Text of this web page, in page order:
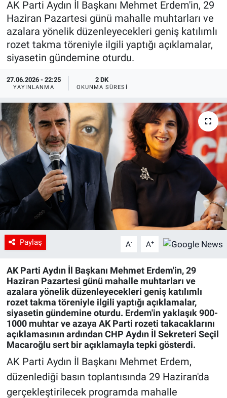
AK Parti Aydın İl Başkanı Mehmet Erdem'in, 29
Haziran Pazartesi günü mahalle muhtarları ve
azalara yönelik düzenleyecekleri geniş katılımlı
rozet takma töreniyle ilgili yaptığı açıklamalar,
siyasetin gündemine oturdu.
27.06.2026 - 22:25
YAYINLANMA
2 DK
OKUNMA SÜRESI
Paylaş A- A+
AK Parti Aydın İl Başkanı Mehmet Erdem'in, 29
Haziran Pazartesi günü mahalle muhtarları ve
azalara yönelik düzenleyecekleri geniş katılımlı
rozet takma töreniyle ilgili yaptığı açıklamalar,
siyasetin gündemine oturdu. Erdem'in yaklaşık 900-
1000 muhtar ve azaya AK Parti rozeti takacaklarını
açıklamasının ardından CHP Aydın İl Sekreteri Seçil
Macaroğlu sert bir açıklamayla tepki gösterdi.
AK Parti Aydın İl Başkanı Mehmet Erdem,
düzenlediği basın toplantısında 29 Haziran'da
gerçekleştirilecek programda mahalle